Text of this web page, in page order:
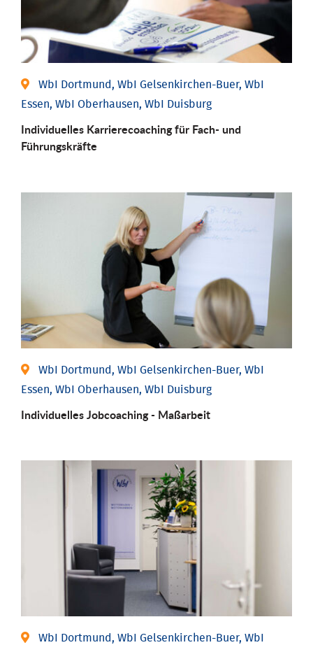
WbI Dortmund, WbI Gelsenkirchen-Buer, WbI
Essen, WbI Oberhausen, WbI Duisburg
Individu­elles Karrierecoaching für Fach-­ und
Führungs­kräfte
WbI Dortmund, WbI Gelsenkirchen-Buer, WbI
Essen, WbI Oberhausen, WbI Duisburg
Individu­elles Job­coaching - Maßarbeit
WbI Dortmund, WbI Gelsenkirchen-Buer, WbI